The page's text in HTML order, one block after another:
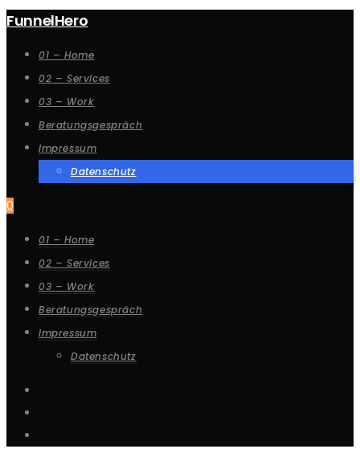
FunnelHero
01 – Home
02 – Services
03 – Work
Beratungsgespräch
Impressum
Datenschutz
0
01 – Home
02 – Services
03 – Work
Beratungsgespräch
Impressum
Datenschutz